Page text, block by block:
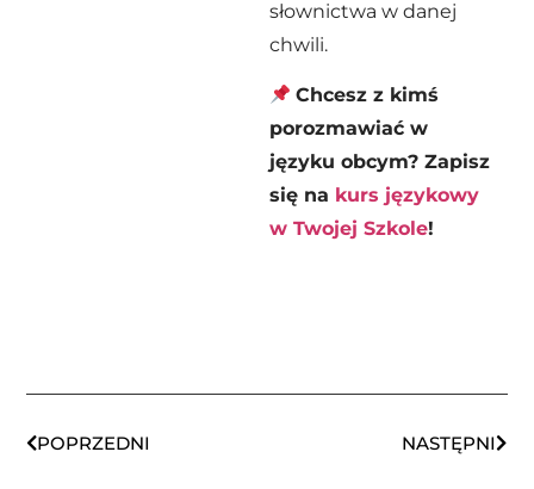
słownictwa w danej
chwili.
Chcesz z kimś
porozmawiać w
języku obcym? Zapisz
się na kurs językowy
w Twojej Szkole!
POPRZEDNI NASTĘPNI